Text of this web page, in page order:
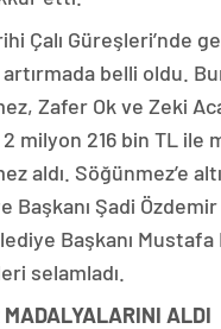
Çalı Güreşleri’nde
artırmada belli oldu.
Zafer Ok ve Zeki
2 milyon 216 bin TL ile
aldı. Söğünmez’e
Başkanı Şadi
Başkanı
selamladı.
ALDI